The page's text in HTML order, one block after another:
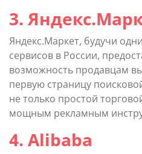
3.
Яндекс.Маркет, будучи
сервисов в России,
возможность продавцам
первую страницу
не только простой
мощным рекламным
4. Alibaba